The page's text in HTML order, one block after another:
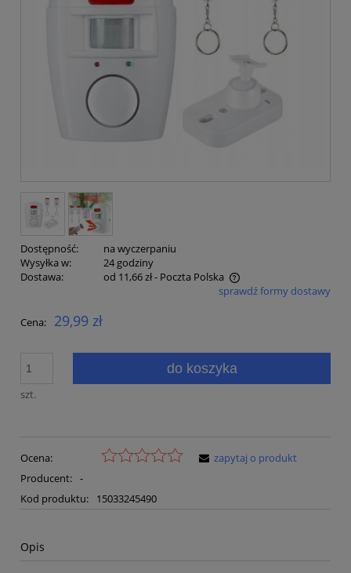
Dostępność:
na wyczerpaniu
Wysyłka w:
24 godziny
Dostawa:
od 11,66 zł- Poczta Polska
Cena nie zawiera ewentualnych kosztów płatnościsprawdź formy dostawy
Cena: 29,99 zł
szt.
do koszyka
Ocena:
Producent: -
Kod produktu:
15033245490
zapytaj o produkt
Opis